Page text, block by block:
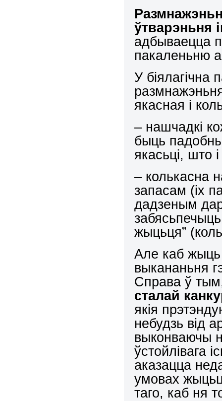
ўтварэньня
адбываецца
пакаленьню
У біялагічна
якасная і
– нашчадкі
быць
якасьці, што
– колькасна
запасам (іх
дадзеным
жыцьця”
Але каб жыць
выкананьня
Справа ў
сталай
якія
небудзь від
выконваючы
ўстойлівага
аказацца
умовах
таго, каб ня